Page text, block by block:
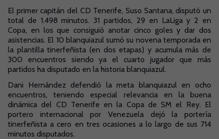
El primer capitán del CD Tenerife, Suso Santana, disputó un
total de 1.498 minutos. 31 partidos, 29 en LaLiga y 2 en
Copa, en los que consiguió anotar cinco goles y dar dos
asistencias. El 10 blanquiazul sumó su novena temporada en
la plantilla tinerfeñista (en dos etapas) y acumula más de
300 encuentros siendo ya el cuarto jugador que más
partidos ha disputado en la historia blanquiazul.
Dani Hernández defendió la meta blanquiazul en ocho
encuentros, teniendo especial relevancia en la buena
dinámica del CD Tenerife en la Copa de SM el Rey. El
portero internacional por Venezuela dejó la portería
tinerfeñista a cero en tres ocasiones a lo largo de sus 714
minutos disputados.